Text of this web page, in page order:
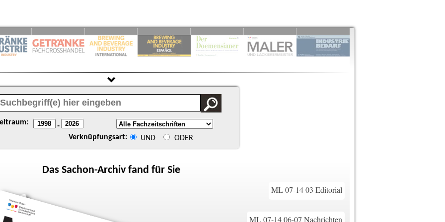
-
Verknüpfungsart: UND ODER
Das Sachon-Archiv fand für Sie
ML 07-14 03 Editorial
ML 07-14 06-07 Nachrichten